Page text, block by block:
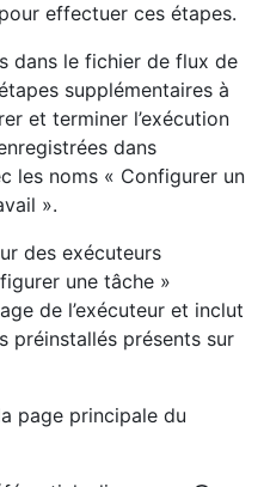
effectuer ces étapes.
dans le fichier de flux de
supplémentaires à
et terminer l’exécution
dans
les noms « Configurer un
».
des exécuteurs
une tâche »
de l’exécuteur et inclut
préinstallés présents sur
page principale du